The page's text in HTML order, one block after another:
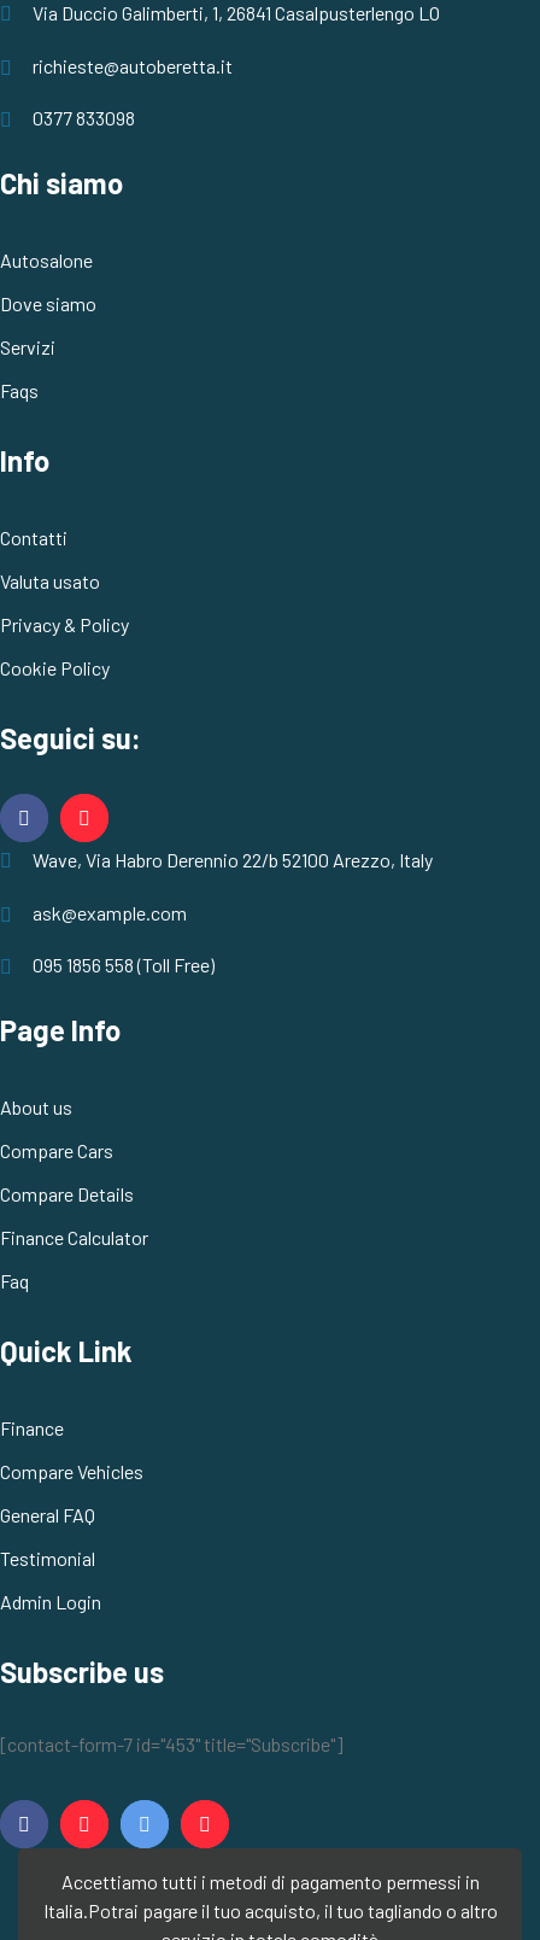
Via Duccio Galimberti, 1, 26841 Casalpusterlengo LO
richieste@autoberetta.it
0377 833098
Chi siamo
Autosalone
Dove siamo
Servizi
Faqs
Info
Contatti
Valuta usato
Privacy & Policy
Cookie Policy
Seguici su:
Wave, Via Habro Derennio 22/b 52100 Arezzo, Italy
ask@example.com
095 1856 558 (Toll Free)
Page Info
About us
Compare Cars
Compare Details
Finance Calculator
Faq
Quick Link
Finance
Compare Vehicles
General FAQ
Testimonial
Admin Login
Subscribe us
[contact-form-7 id="453" title="Subscribe"]
Accettiamo tutti i metodi di pagamento permessi in
Italia.Potrai pagare il tuo acquisto, il tuo tagliando o altro